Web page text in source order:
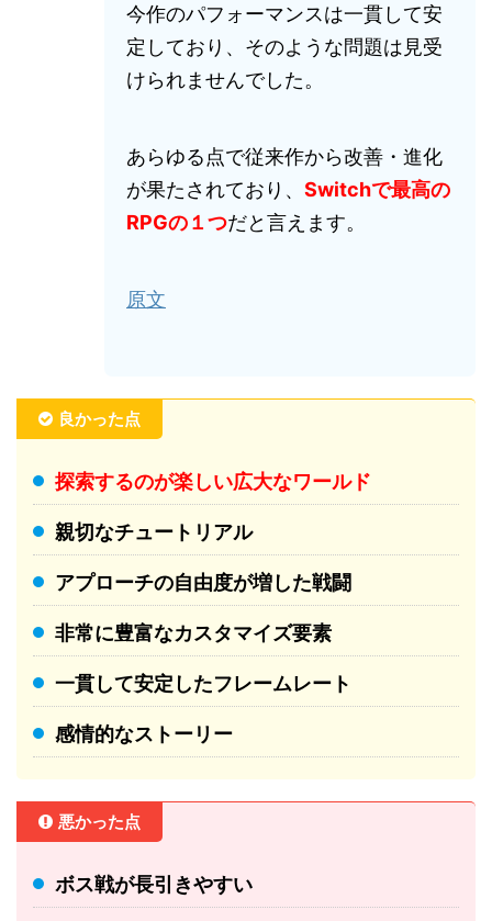
今作のパフォーマンスは一貫して安
定しており、そのような問題は見受
けられませんでした。
あらゆる点で従来作から改善・進化
が果たされており、 Switchで最高の
RPGの１つだと言えます。
原文
良かった点
探索するのが楽しい広大なワールド
親切なチュートリアル
アプローチの自由度が増した戦闘
非常に豊富なカスタマイズ要素
一貫して安定したフレームレート
感情的なストーリー
悪かった点
ボス戦が長引きやすい